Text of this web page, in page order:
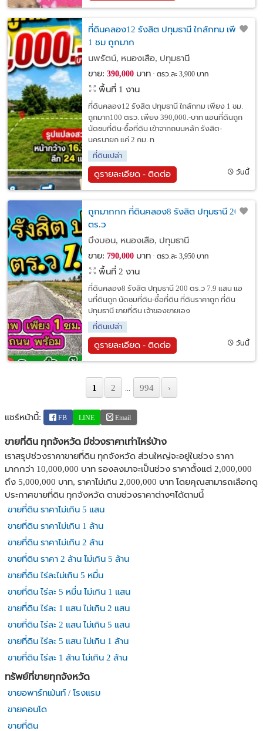
ที่ดินคลอง12 รังสิต ปทุมธานี ใกล้กทม เพียง
1 ชม ถูกมาก
นพรัตน์, หนองเสือ, ปทุมธานี
ขาย: 390,000บาท ตรว.ละ 3,900 บาท
พื้นที่ 1 งาน
ที่ดินคลอง12 รังสิต ปทุมธานี ใกล้กทม เพียง 1 ชม.
ถูกมาก100 ตรว. เพียง 390,000.-บาท แอนที่ดินถูก
นัดชมที่ดิน-ซื้อที่ดิน เข้าจากถนนหลัก รังสิต-
นครนายก แค่ 2 กม. ท
ที่ดินเปล่า
ดูรายละเอียด - ติดต่อ วันนี้
ถูกมากกก ที่ดินคลอง8 รังสิต ปทุมธานี 200
ตร.ว
บึงบอน, หนองเสือ, ปทุมธานี
ขาย: 790,000บาท ตรว.ละ 3,950 บาท
พื้นที่ 2 งาน
ที่ดินคลอง8 รังสิต ปทุมธานี 200 ตร.ว 7.9 แสน แอ
นที่ดินถูก นัดชมที่ดิน-ซื้อที่ดิน ที่ดินราคาถูก ที่ดิน
ปทุมธานี ขายที่ดิน เจ้าของขายเอง
ที่ดินเปล่า
ดูรายละเอียด - ติดต่อ วันนี้
1 2 ... 994 ›
แชร์หน้านี้: FB LINE Email
ขายที่ดิน ทุกจังหวัด มีช่วงราคาเท่าไหร่บ้าง
เราสรุปช่วงราคาขายที่ดิน ทุกจังหวัด ส่วนใหญ่จะอยู่ในช่วง ราคา
มากกว่า 10,000,000 บาท รองลงมาจะเป็นช่วง ราคาตั้งแต่ 2,000,000
ถึง 5,000,000 บาท, ราคาไม่เกิน 2,000,000 บาท โดยคุณสามารถเลือกดู
ประกาศขายที่ดิน ทุกจังหวัด ตามช่วงราคาต่างๆได้ตามนี้
ขายที่ดิน ราคาไม่เกิน 5 แสน
ขายที่ดิน ราคาไม่เกิน 1 ล้าน
ขายที่ดิน ราคาไม่เกิน 2 ล้าน
ขายที่ดิน ราคา 2 ล้าน ไม่เกิน 5 ล้าน
ขายที่ดิน ไร่ละไม่เกิน 5 หมื่น
ขายที่ดิน ไร่ละ 5 หมื่น ไม่เกิน 1 แสน
ขายที่ดิน ไร่ละ 1 แสน ไม่เกิน 2 แสน
ขายที่ดิน ไร่ละ 2 แสน ไม่เกิน 5 แสน
ขายที่ดิน ไร่ละ 5 แสน ไม่เกิน 1 ล้าน
ขายที่ดิน ไร่ละ 1 ล้าน ไม่เกิน 2 ล้าน
ทรัพย์ที่ขายทุกจังหวัด
ขายอพาร์ทเม้นท์ / โรงแรม
ขายคอนโด
ขายที่ดิน